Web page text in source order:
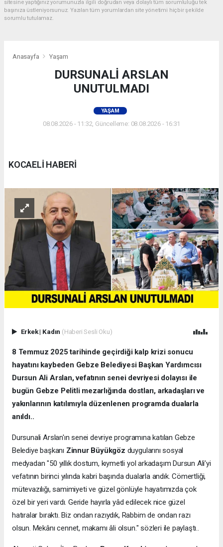
sitesine yaptığınız yorumunuzla ilgili doğrudan veya dolaylı tüm sorumluluğu tek
başınıza üstleniyorsunuz. Yazılan tüm yorumlardan site yönetimi hiçbir şekilde
sorumlu tutulamaz.
Anasayfa Yaşam
DURSUNALİ ARSLAN
UNUTULMADI
YAŞAM
08.08.2026 - 11:32, Güncelleme: 08.08.2026 - 16:31
KOCAELİ HABERİ
Erkek| Kadın (Haberi Sesli Oku)
8 Temmuz 2025 tarihinde geçirdiği kalp krizi sonucu
hayatını kaybeden Gebze Belediyesi Başkan Yardımcısı
Dursun Ali Arslan, vefatının senei devriyesi dolayısı ile
bugün Gebze Pelitli mezarlığında dostları, arkadaşları ve
yakınlarının katılımıyla düzenlenen programda dualarla
anıldı..
Dursunali Arslan'ın senei devriye programına katılan Gebze
Belediye başkanı Zinnur Büyükgöz duygularını sosyal
medyadan "50 yıllık dostum, kıymetli yol arkadaşım Dursun Ali’yi
vefatının birinci yılında kabri başında dualarla andık. Cömertliği,
mütevazılığı, samimiyeti ve güzel gönlüyle hayatımızda çok
özel bir yeri vardı. Geride hayırla yâd edilecek nice güzel
hatıralar bıraktı. Biz ondan razıydık, Rabbim de ondan razı
olsun. Mekânı cennet, makamı âli olsun." sözleri ile paylaştı..